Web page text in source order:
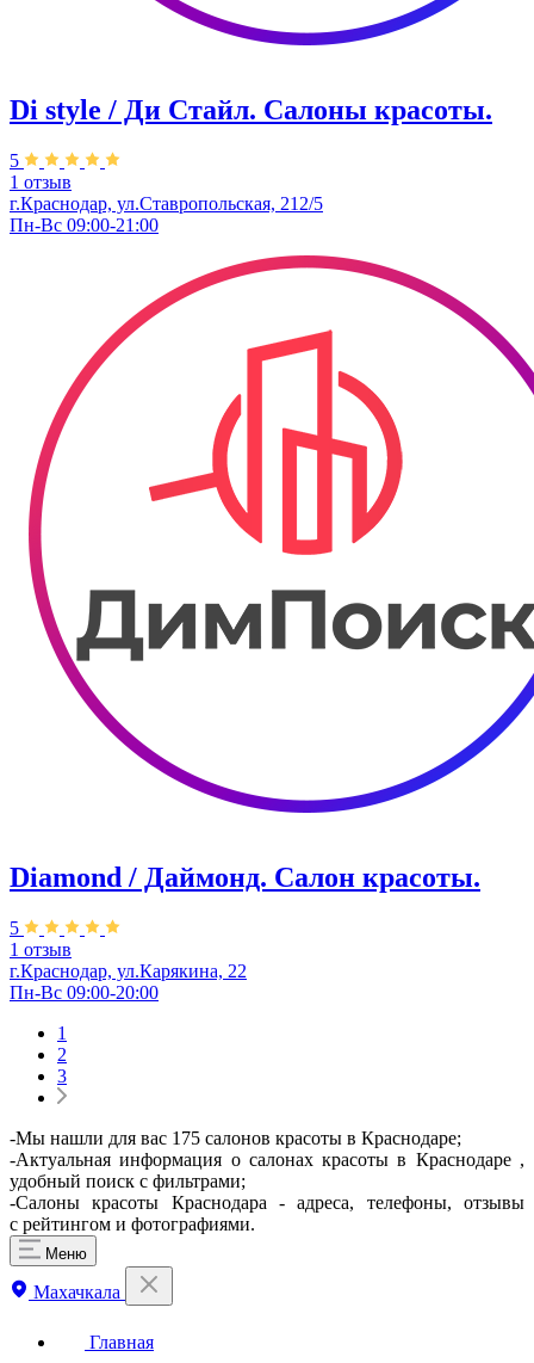
Di style / Ди Стайл. Салоны красоты.
5
1 отзыв
г.Краснодар, ул.Ставропольская, 212/5
Пн-Вс 09:00-21:00
Diamond / Даймонд. Салон красоты.
5
1 отзыв
г.Краснодар, ул.Карякина, 22
Пн-Вс 09:00-20:00
1
2
3
-Мы нашли для вас 175 салонов красоты в Краснодаре;
-Актуальная информация о салонах красоты в Краснодаре ,
удобный поиск с фильтрами;
-Салоны красоты Краснодара - адреса, телефоны, отзывы
с рейтингом и фотографиями.
Меню
Махачкала
Главная